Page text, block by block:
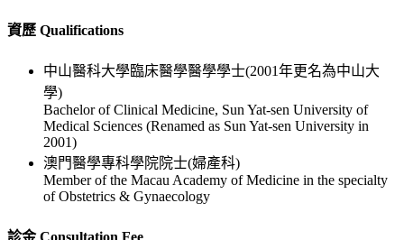
資歷 Qualifications
中山醫科大學臨床醫學醫學學士(2001年更名為中山大
學)
Bachelor of Clinical Medicine, Sun Yat-sen University of
Medical Sciences (Renamed as Sun Yat-sen University in
2001)
澳門醫學專科學院院士(婦產科)
Member of the Macau Academy of Medicine in the specialty
of Obstetrics & Gynaecology
診金 Consultation Fee